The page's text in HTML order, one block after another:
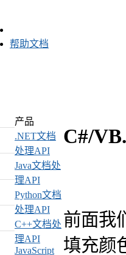
帮助文档
C#/
前面我
填充颜
产品
.NET文档
处理API
Java文档处
理API
Python文档
处理API
C++文档处
理API
JavaScript